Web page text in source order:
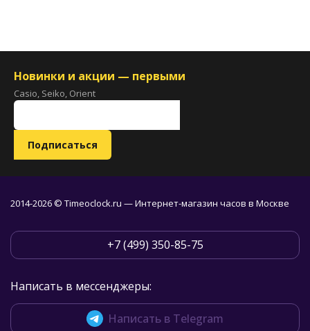
Новинки и акции — первыми
Casio, Seiko, Orient
2014-2026 © Timeoclock.ru — Интернет-магазин часов в Москве
+7 (499) 350-85-75
Написать в мессенджеры:
Написать в Telegram